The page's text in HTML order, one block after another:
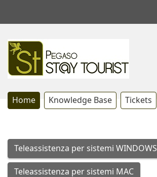
Home Knowledge Base Tickets
Teleassistenza per sistemi WINDOWS
Teleassistenza per sistemi MAC